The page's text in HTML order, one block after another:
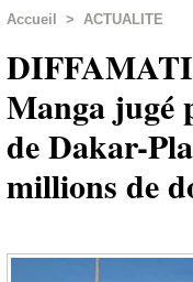
Accueil > ACTUALITE
Manga jugé
de Dakar-
millions de